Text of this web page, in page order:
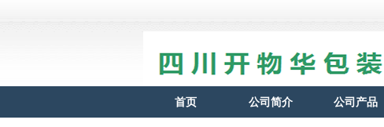
首页 公司简介 公司产品